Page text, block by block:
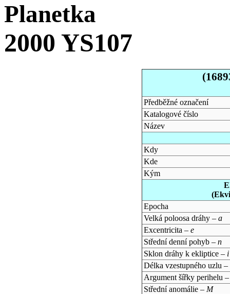
Planetka
2000 YS107
Předběžné označení
Katalogové číslo
Název
Kdy
Kde
Kým
Epocha
Velká poloosa dráhy – a
Excentricita – e
Střední denní pohyb – n
Sklon dráhy k ekliptice – i
Délka vzestupného uzlu –
Argument šířky perihelu
Střední anomálie – M